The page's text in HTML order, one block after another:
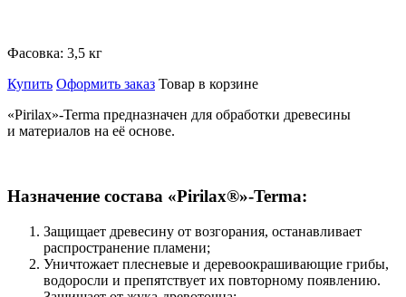
Фасовка: 3,5 кг
Купить Оформить заказ Товар в корзине
«Pirilax»-Terma предназначен для обработки древесины
и материалов на её основе.
Назначение состава «Pirilax®»-Terma:
Защищает древесину от возгорания, останавливает
распространение пламени;
Уничтожает плесневые и деревоокрашивающие грибы,
водоросли и препятствует их повторному появлению.